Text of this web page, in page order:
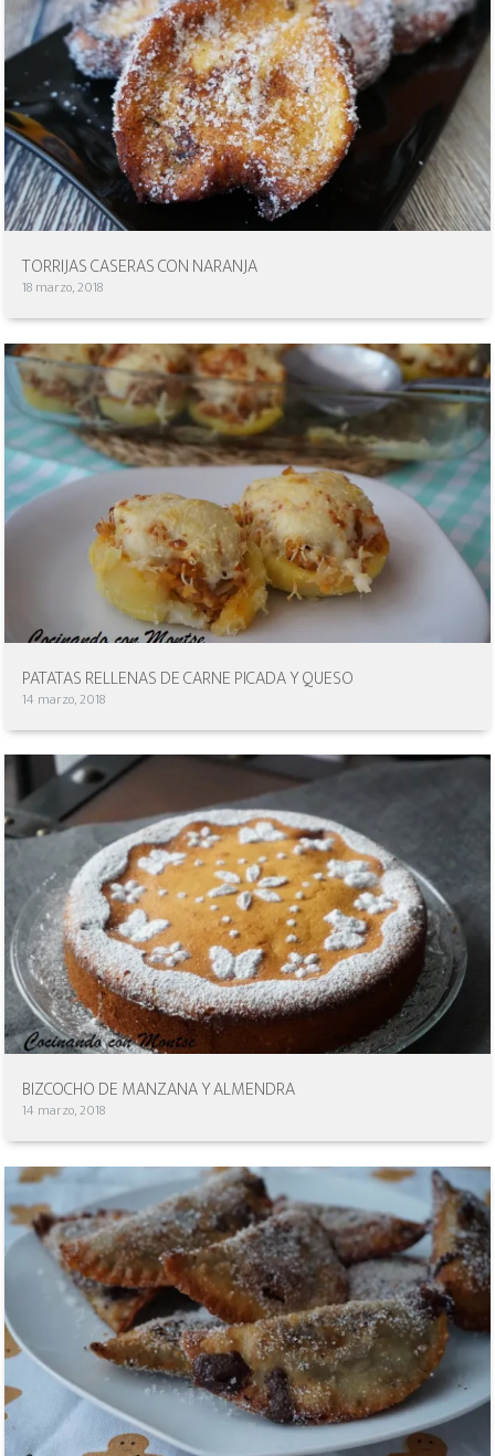
TORRIJAS CASERAS CON NARANJA
18 marzo, 2018
PATATAS RELLENAS DE CARNE PICADA Y QUESO
14 marzo, 2018
BIZCOCHO DE MANZANA Y ALMENDRA
14 marzo, 2018